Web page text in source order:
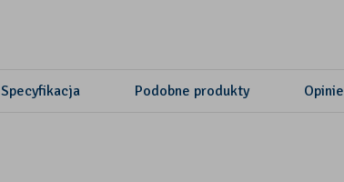
Specyfikacja Podobne produkty Opinie